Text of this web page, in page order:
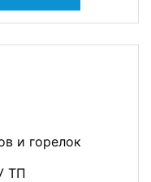
и горелок
ТП